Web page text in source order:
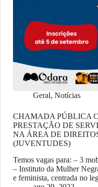
Geral, Notícias
CHAMADA PÚBLICA
PRESTAÇÃO DE
NA ÁREA DE
(JUVENTUDES)
Temos vagas para: – 3
– Instituto da Mulher
e feminista, centrada no